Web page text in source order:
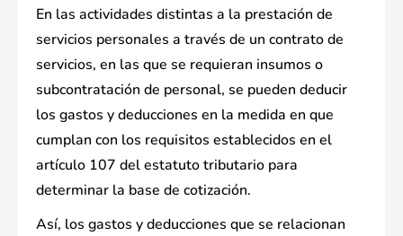
En las actividades distintas a la prestación de
servicios personales a través de un contrato de
servicios, en las que se requieran insumos o
subcontratación de personal, se pueden deducir
los gastos y deducciones en la medida en que
cumplan con los requisitos establecidos en el
artículo 107 del estatuto tributario para
determinar la base de cotización.
Así, los gastos y deducciones que se relacionan